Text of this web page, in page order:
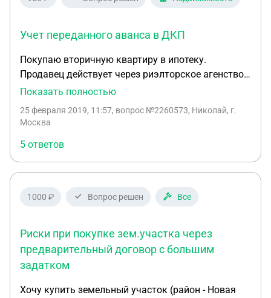
Могу ли я требовать возвращения аванса?
Учет переданного аванса в ДКП
Покупаю вторичную квартиру в ипотеку.
Продавец действует через риэлторское агенство,
соответственно, я внес в счет аванса риэлтору
как учитывать аванс. Достаточно ли будет
поручения, либо необходим отдельный пункт в
ДКП о том, что часть средств внесена до
подписания договора?
Показать полностью
25 февраля 2019, 11:57, вопрос №2260573, Николай, г.
Москва
5 ответов
1000 ₽ Вопрос решен Все
Риски при покупке зем.участка через
предварительный договор с большим
задатком
Хочу купить земельный участок (район - Новая